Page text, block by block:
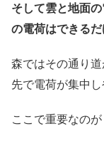
そして雲と地面
の電荷はできるだ
森ではその通り
先で電荷が集中し
ここで重要なのが